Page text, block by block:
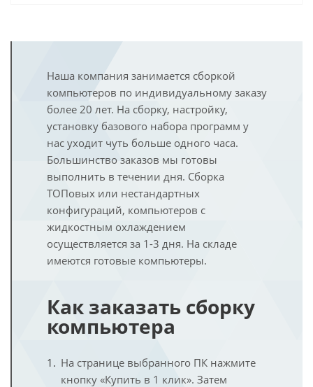
Наша компания занимается сборкой
компьютеров по индивидуальному заказу
более 20 лет. На сборку, настройку,
установку базового набора программ у
нас уходит чуть больше одного часа.
Большинство заказов мы готовы
выполнить в течении дня. Сборка
ТОПовых или нестандартных
конфигураций, компьютеров с
жидкостным охлаждением
осуществляется за 1-3 дня. На складе
имеются готовые компьютеры.
Как заказать сборку
компьютера
На странице выбранного ПК нажмите
кнопку «Купить в 1 клик». Затем